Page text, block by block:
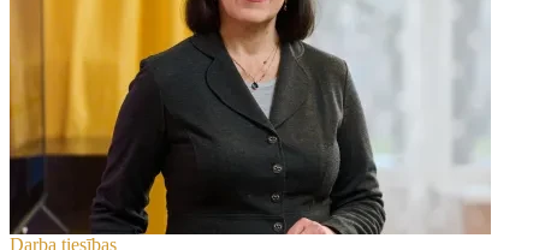
Darba tiesības